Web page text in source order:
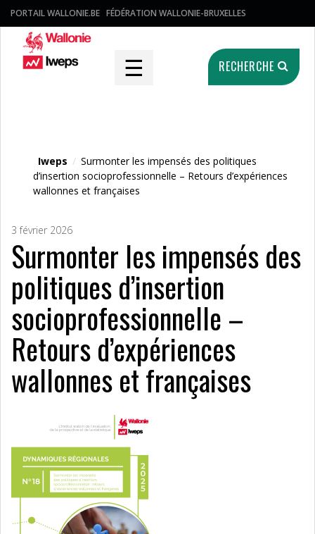
PORTAIL WALLONIE.BE FÉDÉRATION WALLONIE-BRUXELLES
☰ RECHERCHE
Fichier média
Iweps / Surmonter les impensés des politiques
d’insertion socioprofessionnelle – Retours d’expériences
wallonnes et françaises
3 février 2026
Surmonter les impensés des
politiques d’insertion
socioprofessionnelle –
Retours d’expériences
wallonnes et françaises